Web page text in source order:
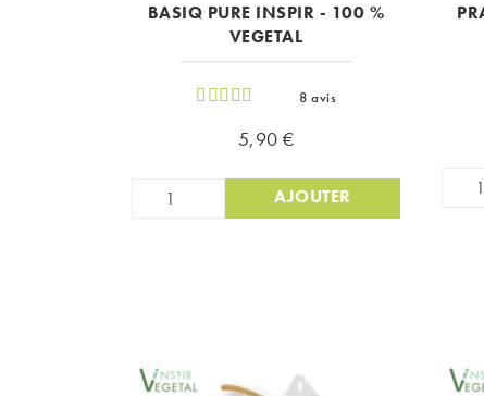
BASIQ PURE INSPIR - 100 %
VEGETAL
8 avis
Prix
5,90 €
AJOUTER